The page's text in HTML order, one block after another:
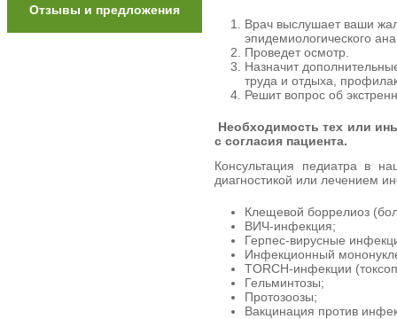
Отзывы и предложения
Врач выслушает ваши
эпидемиологического
Проведет осмотр.
Назначит
труда и отдыха,
Решит вопрос об
Необходимость тех или
с согласия пациента.
Консультация педиатра в
диагностикой или лечением
Клещевой боррелиоз
ВИЧ-инфекция;
Герпес-вирусные
Инфекционный
TORCH-инфекции
Гельминтозы;
Протозоозы;
Вакцинация против